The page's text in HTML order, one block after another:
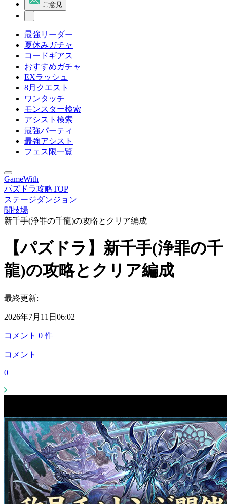
ご意見
最強リーダー
夏休みガチャ
コードギアス
おすすめガチャ
EXラッシュ
8月クエスト
ワンタッチ
モンスター検索
アシスト検索
最強パーティ
最強アシスト
フェス限一覧
GameWith
パズドラ攻略TOP
ステージダンジョン
闘技場
新千手(浄罪の千龍)の攻略とクリア編成
【パズドラ】新千手(浄罪の千
龍)の攻略とクリア編成
最終更新:
2026年7月11日06:02
コメント 0 件
コメント
0